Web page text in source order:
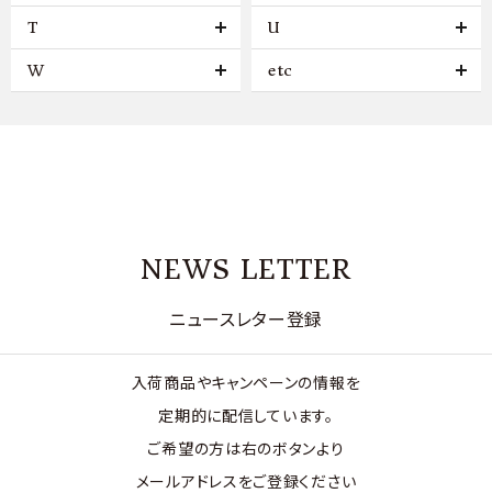
T U
W etc
NEWS LETTER
ニュースレター登録
入荷商品やキャンペーンの情報を
定期的に配信しています。
ご希望の方は右のボタンより
メールアドレスをご登録ください